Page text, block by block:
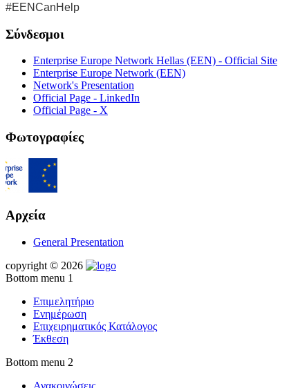
#EENCanHelp
Σύνδεσμοι
Enterprise Europe Network Hellas (EEN) - Official Site
Enterprise Europe Network (EEN)
Network's Presentation
Official Page - LinkedIn
Official Page - X
Φωτογραφίες
Αρχεία
General Presentation
copyright © 2026
Bottom menu 1
Επιμελητήριο
Ενημέρωση
Επιχειρηματικός Κατάλογος
Έκθεση
Bottom menu 2